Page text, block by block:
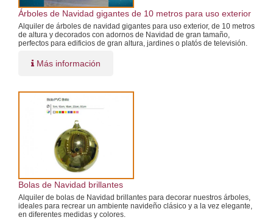
Árboles de Navidad gigantes de 10 metros para uso exterior
Alquiler de árboles de navidad gigantes para uso exterior, de 10 metros
de altura y decorados con adornos de Navidad de gran tamaño,
perfectos para edificios de gran altura, jardines o platós de televisión.
Más información
Bolas de Navidad brillantes
Alquiler de bolas de Navidad brillantes para decorar nuestros árboles,
ideales para recrear un ambiente navideño clásico y a la vez elegante,
en diferentes medidas y colores.